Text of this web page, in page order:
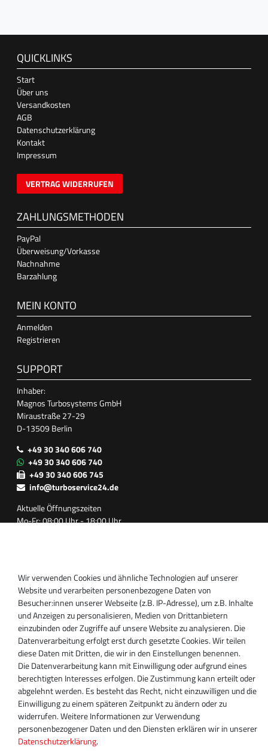
QUICKLINKS
Start
Über uns
Versandkosten
AGB
Datenschutzerklärung
Kontakt
Impressum
VERTRAG WIDERRUFEN
ZAHLUNGSMETHODEN
PayPal
Überweisung/Vorkasse
Nachnahme
Barzahlung
MEIN KONTO
Anmelden
Registrieren
SUPPORT
Inhaber:
Magnos Turbosystems GmbH
Miraustraße 27-29
D-13509 Berlin
+49 30 340 606 740
+49 30 340 606 740
+49 30 340 606 745
info@turboservice24.de
Aktuelle Öffnungszeiten
Mo-Fr: 08:00 Uhr - 18:00 Uhr
2020 Magnos Turbosystems GmbH | Alle Preise inklusive gesetzlicher MwSt.
Wir verwenden Cookies und ähnliche Technologien auf unserer
Website und verarbeiten personenbezogene Daten von
Besucher:innen unserer Webseite (z.B. IP-Adresse), um z.B. Inhalte
und Anzeigen zu personalisieren, Medien von Drittanbietern
einzubinden oder Zugriffe auf unsere Website zu analysieren. Die
Datenverarbeitung erfolgt erst durch gesetzte Cookies. Wir teilen
diese Daten mit Dritten, die wir in den Einstellungen benennen.
Die Datenverarbeitung kann mit Einwilligung oder aufgrund eines
berechtigten Interesses erfolgen. Die Zustimmung kann erteilt oder
abgelehnt werden. Es besteht das Recht, nicht einzuwilligen und die
Einwilligung zu einem späteren Zeitpunkt zu ändern oder zu
widerrufen. Weitere Informationen zur Verwendung
personenbezogener Daten und den Diensten erklären wir in unserer
Daten­schutz­erklärung.